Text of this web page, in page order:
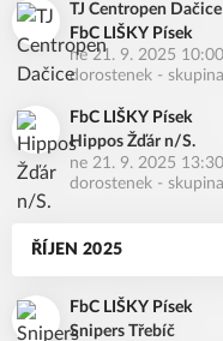
TJ Centropen Dačice
FbC LIŠKY Písek
ne 21. 9. 2025 10:00
dorostenek -
FbC LIŠKY Písek
Hippos Žďár n/S.
ne 21. 9. 2025 13:30
dorostenek -
ŘÍJEN 2025
FbC LIŠKY Písek
Snipers Třebíč